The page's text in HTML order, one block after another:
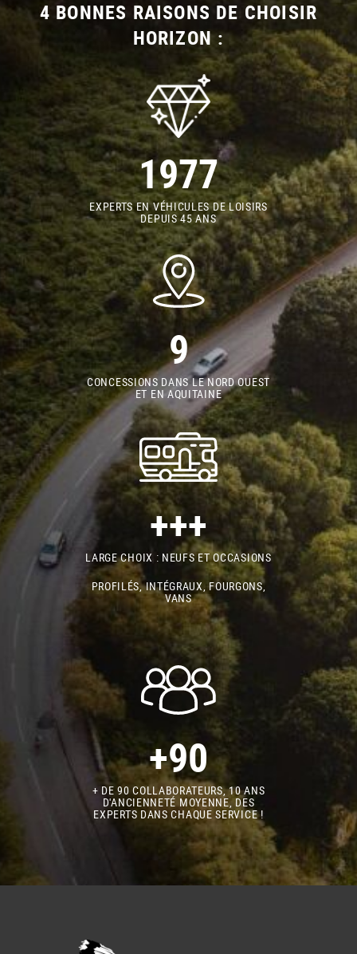
4 BONNES RAISONS DE CHOISIR
HORIZON :
1977
EXPERTS EN VÉHICULES DE LOISIRS
DEPUIS 45 ANS
9
CONCESSIONS DANS LE NORD OUEST
ET EN AQUITAINE
+++
LARGE CHOIX : NEUFS ET OCCASIONS
PROFILÉS, INTÉGRAUX, FOURGONS,
VANS
+90
+ DE 90 COLLABORATEURS, 10 ANS
D'ANCIENNETÉ MOYENNE, DES
EXPERTS DANS CHAQUE SERVICE !